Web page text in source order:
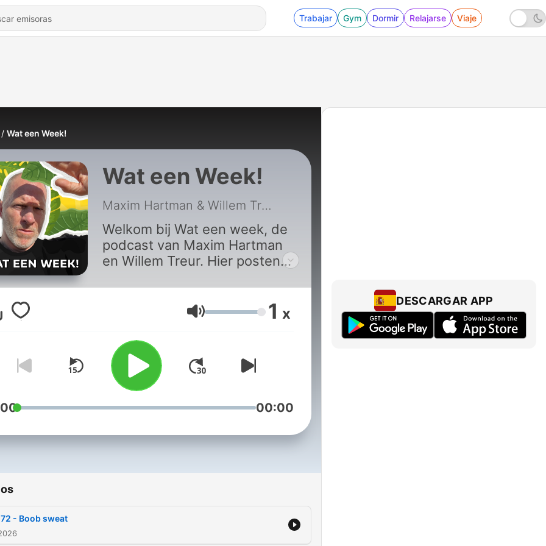
Trabajar Gym Dormir Relajarse Viaje
Wat een Week!
Wat een Week!
Maxim Hartman & Willem Treur
Welkom bij Wat een week, de
podcast van Maxim Hartman
en Willem Treur. Hier posten
nieuwe aflevering, om je te
helpen om het nieuws van
afgelopen week te verteren,
zonder er aan onderdoor te
gaan. In samenwerking met
Dag en Nacht Media.
Volumen 1 x
00:00
- Boob sweat
DESCARGAR APP